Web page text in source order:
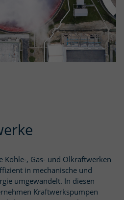
Kohle-, Gas- und Ölkraftwerken
in mechanische und
umgewandelt. In diesen
Kraftwerkspumpen